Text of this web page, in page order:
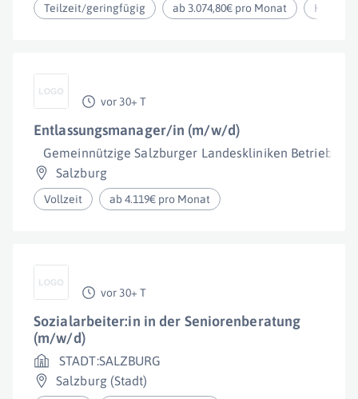
Teilzeit/geringfügig ab 3.074,80€ pro Monat
vor 30+ T
Entlassungsmanager/in (m/w/d)
Gemeinnützige Salzburger Landeskliniken
Salzburg
Vollzeit ab 4.119€ pro Monat
vor 30+ T
Sozialarbeiter:in in der Seniorenberatung
(m/w/d)
STADT:SALZBURG
Salzburg (Stadt)